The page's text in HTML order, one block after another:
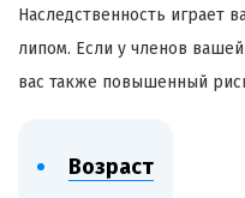
Наследственность играет
липом. Если у членов
вас также повышенный
Возраст